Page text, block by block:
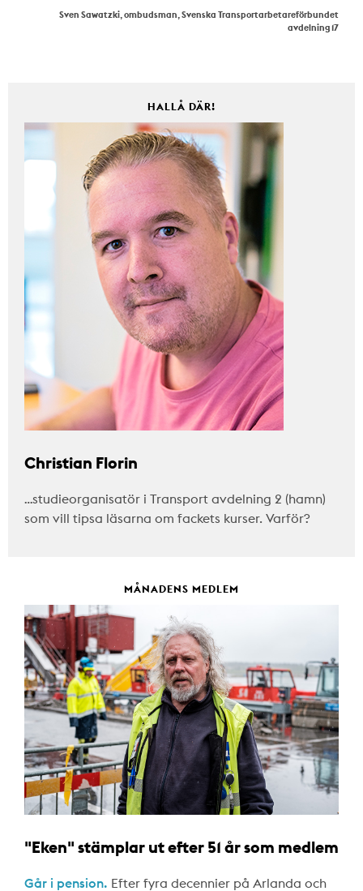
Sven Sawatzki, ombudsman, Svenska Transportarbetareförbundet
avdelning 17
HALLÅ DÄR!
Christian Florin
…studieorganisatör i Transport avdelning 2 (hamn)
som vill tipsa läsarna om fackets kurser. Varför?
MÅNADENS MEDLEM
"Eken" stämplar ut efter 51 år som medlem
Går i pension. Efter fyra decennier på Arlanda och